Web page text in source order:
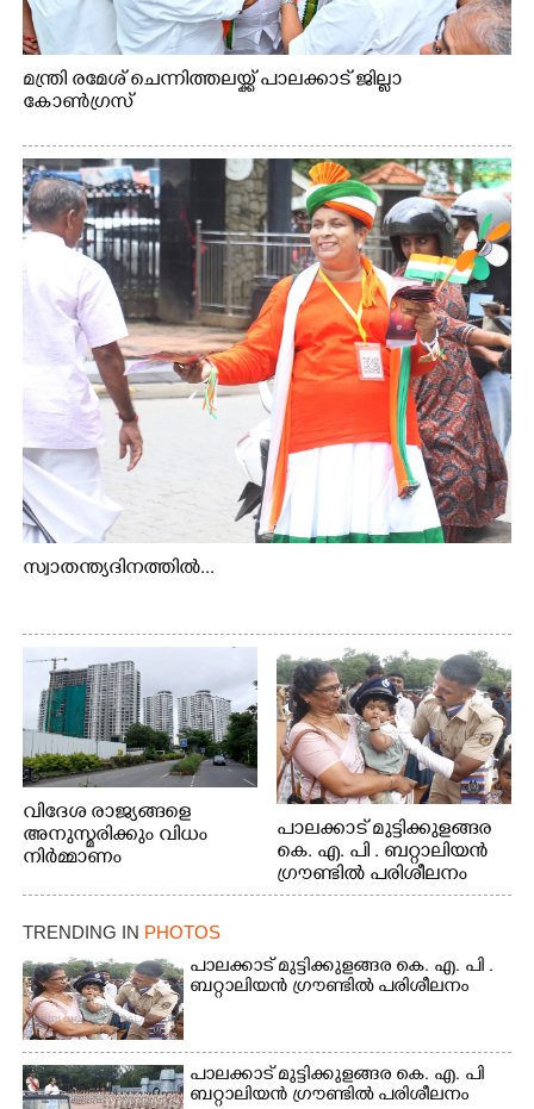
മന്ത്രി രമേശ് ചെന്നിത്തലയ്ക്ക് പാലക്കാട് ജില്ലാ
കോൺഗ്രസ്
സ്വാതന്ത്യദിനത്തിൽ...
വിദേശ രാജ്യങ്ങളെ
അനുസ്മരിക്കും വിധം
നിർമ്മാണം
ബഹുനിലക്കെട്ടിടങ്ങൾ.
എറണാകുളം ചാത്യാത്ത്
പാലക്കാട് മുട്ടിക്കുളങ്ങര
കെ. എ. പി . ബറ്റാലിയൻ
ഗ്രൗണ്ടിൽ പരിശീലനം
TRENDING IN PHOTOS
പാലക്കാട് മുട്ടിക്കുളങ്ങര കെ. എ. പി .
ബറ്റാലിയൻ ഗ്രൗണ്ടിൽ പരിശീലനം
പാലക്കാട് മുട്ടിക്കുളങ്ങര കെ. എ. പി
ബറ്റാലിയൻ ഗ്രൗണ്ടിൽ പരിശീലനം